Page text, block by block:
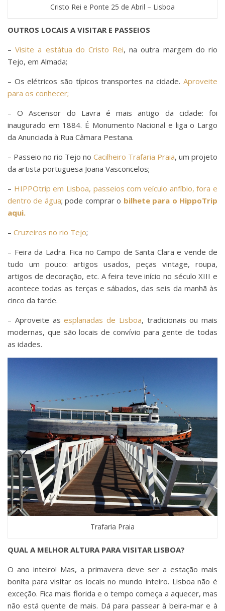
Cristo Rei e Ponte 25 de Abril – Lisboa
OUTROS LOCAIS A VISITAR E PASSEIOS
–Visite a estátua do Cristo Rei, na outra margem do rio
Tejo, em Almada;
– Os elétricos são típicos transportes na cidade. Aproveite
para os conhecer;
– O Ascensor do Lavra é mais antigo da cidade: foi
inaugurado em 1884. É Monumento Nacional e liga o Largo
da Anunciada à Rua Câmara Pestana.
– Passeio no rio Tejo no Cacilheiro Trafaria Praia, um projeto
da artista portuguesa Joana Vasconcelos;
– HIPPOtrip em Lisboa, passeios com veículo anfíbio, fora e
dentro de água; pode comprar o bilhete para o HippoTrip
aqui.
– Cruzeiros no rio Tejo;
– Feira da Ladra. Fica no Campo de Santa Clara e vende de
tudo um pouco: artigos usados, peças vintage, roupa,
artigos de decoração, etc. A feira teve início no século XIII e
acontece todas as terças e sábados, das seis da manhã às
cinco da tarde.
– Aproveite asesplanadas de Lisboa, tradicionais ou mais
modernas, que são locais de convívio para gente de todas
as idades.
Trafaria Praia
QUAL A MELHOR ALTURA PARA VISITAR LISBOA?
O ano inteiro! Mas, a primavera deve ser a estação mais
bonita para visitar os locais no mundo inteiro. Lisboa não é
exceção. Fica mais florida e o tempo começa a aquecer, mas
não está quente de mais. Dá para passear à beira-mar e à